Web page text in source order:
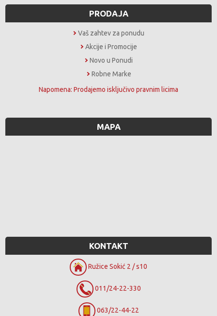
PRODAJA
Vaš zahtev za ponudu
Akcije i Promocije
Novo u Ponudi
Robne Marke
Napomena: Prodajemo isključivo pravnim licima
MAPA
KONTAKT
Ružice Sokić 2 / s10
011/24-22-330
063/22-44-22